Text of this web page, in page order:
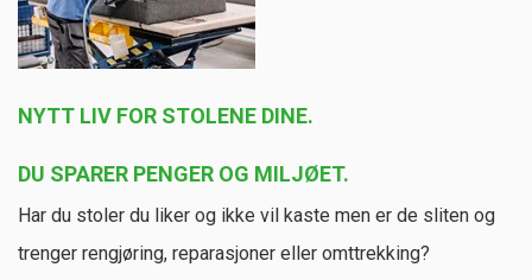
Leie.
Tegnebistand.
Miljø.
Brukte møbler.
NYTT LIV FOR STOLENE DINE.
DU SPARER PENGER OG MILJØET.
Har du stoler du liker og ikke vil kaste men er de sliten og
trenger rengjøring, reparasjoner eller omttrekking?